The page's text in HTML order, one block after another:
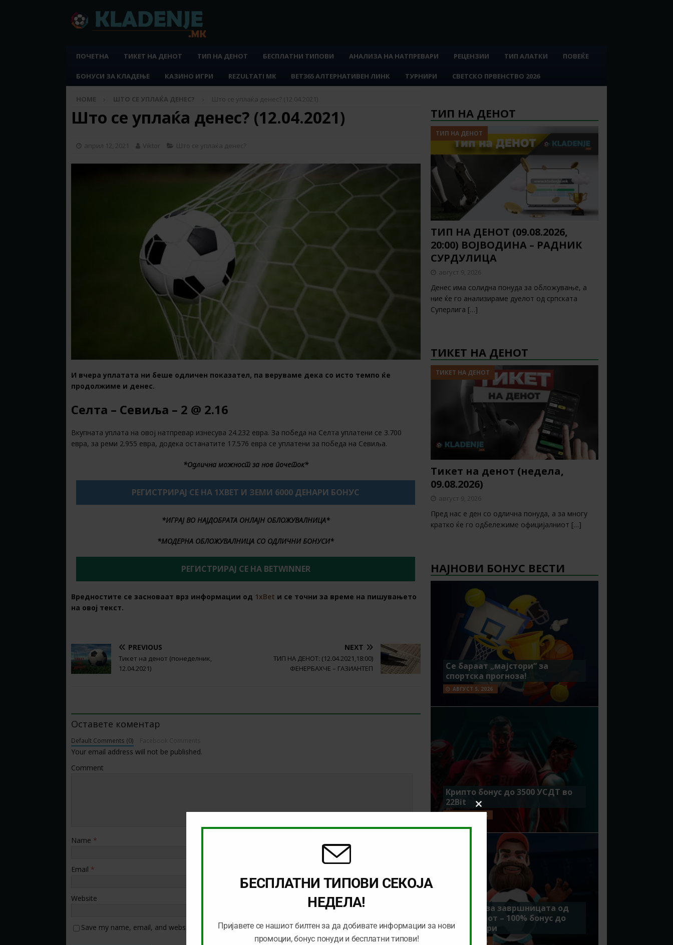
ПОЧЕТНА ТИКЕТ НА ДЕНОТ ТИП НА ДЕНОТ БЕСПЛАТНИ ТИПОВИ АНАЛИЗА НА НАТПРЕВАРИ РЕЦЕНЗИИ ТИП АЛАТКИ ПОВЕЌЕ
БОНУСИ ЗА КЛАДЕЊЕ КАЗИНО ИГРИ REZULTATI MK BET365 АЛТЕРНАТИВЕН ЛИНК ТУРНИРИ СВЕТСКО ПРВЕНСТВО 2026
HOME ШТО СЕ УПЛАЌА ДЕНЕС? Што се уплаќа денес? (12.04.2021)
Што се уплаќа денес? (12.04.2021)
април 12, 2021 Viktor Што се уплаќа денес?
И вчера уплатата ни беше одличен показател, па веруваме дека со исто темпо ќе
продолжиме и денес.
Селта – Севиља – 2 @ 2.16
Вкупната уплата на овој натпревар изнесува 24.232 евра. За победа на Селта уплатени се 3.700
евра, за реми 2.955 евра, додека останатите 17.576 евра се уплатени за победа на Севиља.
*Одлична можност за нов почеток*
РЕГИСТРИРАЈ СЕ НА 1XBET И ЗЕМИ 6000 ДЕНАРИ БОНУС
*ИГРАЈ ВО НАЈДОБРАТА ОНЛАЈН ОБЛОЖУВАЛНИЦА*
*МОДЕРНА ОБЛОЖУВАЛНИЦА СО ОДЛИЧНИ БОНУСИ*
РЕГИСТРИРАЈ СЕ НА BETWINNER
Вредностите се засноваат врз информации од 1xBet и се точни за време на пишувањето
на овој текст.
PREVIOUS
Тикет на денот (понеделник,
12.04.2021)
NEXT
ТИП НА ДЕНОТ: (12.04.2021,18:00)
ФЕНЕРБАХЧЕ – ГАЗИАНТЕП
Оставете коментар
Default Comments (0)
Your email address will not be published.
Comment
Name *
Email *
Website
Save my name, email, and website in this browser for the next time I comment.
ТИП НА ДЕНОТ
ТИП НА ДЕНОТ
ТИП НА ДЕНОТ (09.08.2026,
20:00) ВОЈВОДИНА – РАДНИК
СУРДУЛИЦА
август 9, 2026
Денес има солидна понуда за обложување, а
ние ќе го анализираме дуелот од српската
Суперлига […]
ТИКЕТ НА ДЕНОТ
ТИКЕТ НА ДЕНОТ
Тикет на денот (недела,
09.08.2026)
август 9, 2026
Пред нас е ден со одлична понуда, а за многу
кратко ќе го одбележиме официјалниот […]
НАЈНОВИ БОНУС ВЕСТИ
Се бараат „мајстори“ за
спортска прогноза!
АВГУСТ 5, 2026
Крипто бонус до 3500 УСДТ во
22Bit
ЈУЛИ 29, 2026
Идеално за завршницата од
Мундијалот – 100% бонус до
7500 денари
ЈУЛИ 15, 2026
Close
this
БЕСПЛАТНИ ТИПОВИ СЕКОЈА
НЕДЕЛА!
Пријавете се нашиот билтен за да добивате информации за нови
промоции, бонус понуди и бесплатни типови!